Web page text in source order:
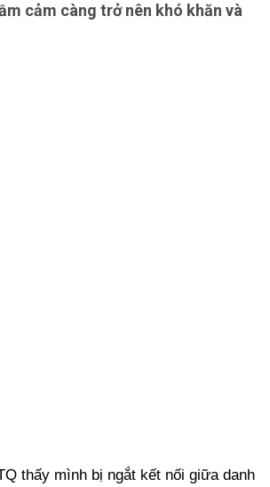
cảm càng trở nên khó khăn và
thấy mình bị ngắt kết nối giữa danh